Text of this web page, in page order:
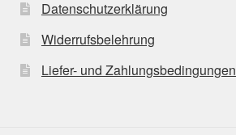
Datenschutzerklärung
Widerrufsbelehrung
Liefer- und Zahlungsbedingungen